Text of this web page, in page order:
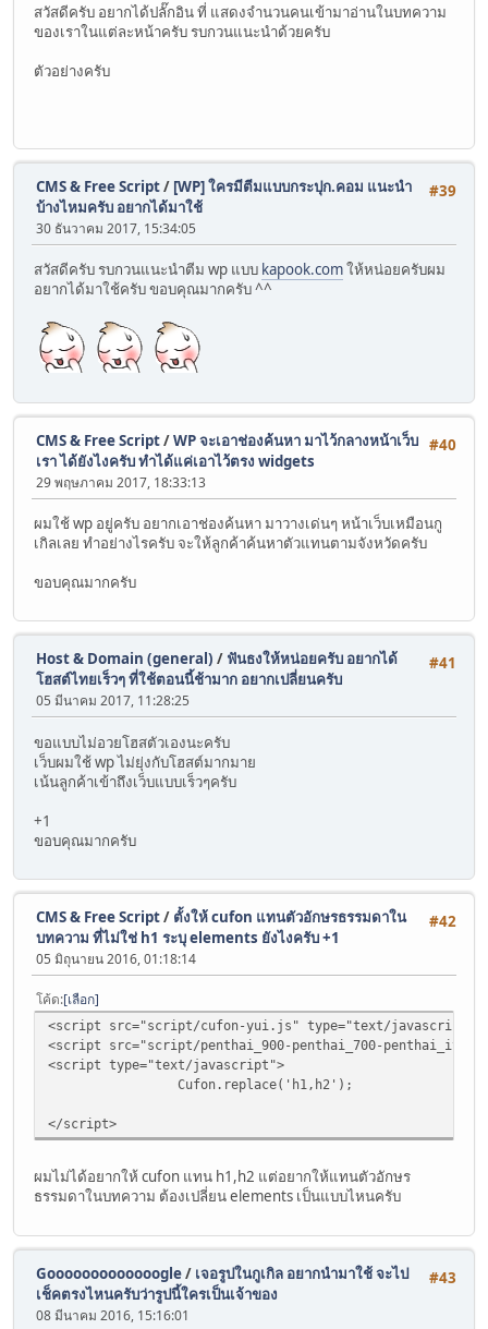
สวัสดีครับ อยากได้ปลั๊กอิน ที่ แสดงจำนวนคนเข้ามาอ่านในบทความ
ของเราในแต่ละหน้าครับ รบกวนแนะนำด้วยครับ
ตัวอย่างครับ
#39
CMS & Free Script/ [WP] ใครมีตีมแบบกระปุก.คอม แนะนำ
บ้างไหมครับ อยากได้มาใช้
30 ธันวาคม 2017, 15:34:05
สวัสดีครับ รบกวนแนะนำตีม wp แบบ kapook.comให้หน่อยครับผม
อยากได้มาใช้ครับ ขอบคุณมากครับ ^^
#40
CMS & Free Script/WP จะเอาช่องค้นหา มาไว้กลางหน้าเว็บ
เรา ได้ยังไงครับ ทำได้แค่เอาไว้ตรง widgets
29 พฤษภาคม 2017, 18:33:13
ผมใช้ wp อยู่ครับ อยากเอาช่องค้นหา มาวางเด่นๆ หน้าเว็บเหมือนกู
เกิลเลย ทำอย่างไรครับ จะให้ลูกค้าค้นหาตัวแทนตามจังหวัดครับ
ขอบคุณมากครับ
#41
Host & Domain (general) / ฟันธงให้หน่อยครับ อยากได้
โฮสต์ไทยเร็วๆ ที่ใช้ตอนนี้ช้ามาก อยากเปลี่ยนครับ
05 มีนาคม 2017, 11:28:25
ขอแบบไม่อวยโฮสตัวเองนะครับ
เว็บผมใช้ wp ไม่ยุ่งกับโฮสต์มากมาย
เน้นลูกค้าเข้าถึงเว็บแบบเร็วๆครับ
+1
ขอบคุณมากครับ
#42
CMS & Free Script/ ตั้งให้ cufon แทนตัวอักษรธรรมดาใน
บทความ ที่ไม่ใช่ h1 ระบุ elements ยังไงครับ +1
05 มิถุนายน 2016, 01:18:14
โค้ด เลือก
<script src="script/cufon-yui.js" type="text/
<script src="script/penthai_900-penthai_700-
<script type="text/javascript">
Cufon.replace('h1,h2');
</script>
ผมไม่ได้อยากให้ cufon แทน h1,h2 แต่อยากให้แทนตัวอักษร
ธรรมดาในบทความ ต้องเปลี่ยน elements เป็นแบบไหนครับ
#43
Gooooooooooooogle/ เจอรูปในกูเกิล อยากนำมาใช้ จะไป
เช็คตรงไหนครับว่ารูปนี้ใครเป็นเจ้าของ
08 มีนาคม 2016, 15:16:01